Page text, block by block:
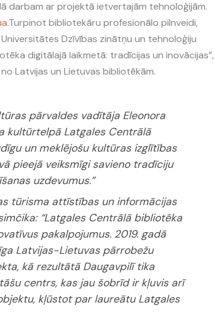
darbam ar projektā ietvertajām tehnoloģijām.
.Turpinot bibliotekāru profesionālo pilnveidi,
Dzīvības zinātņu un tehnoloģiju
digitālajā laikmetā: tradīcijas un inovācijas”,
Latvijas un Lietuvas bibliotēkām.
pārvaldes vadītāja Eleonora
kultūrtelpā Latgales Centrālā
un meklējošu kultūras izglītības
pieejā veiksmīgi savieno tradīciju
uzdevumus.”
tūrisma attīstības un informācijas
“Latgales Centrālā bibliotēka
pakalpojumus. 2019. gadā
Latvijas-Lietuvas pārrobežu
kā rezultātā Daugavpilī tika
centrs, kas jau šobrīd ir kļuvis arī
kļūstot par laureātu Latgales